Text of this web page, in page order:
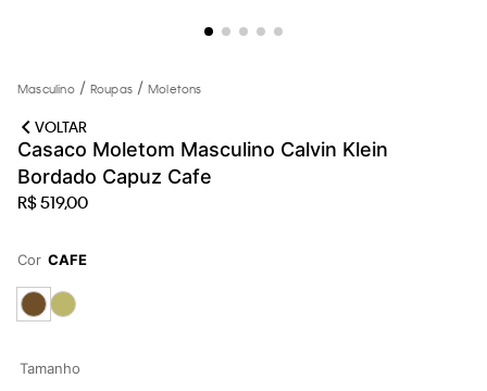
Masculino Roupas Moletons
VOLTAR
Casaco Moletom Masculino Calvin Klein
Bordado Capuz Cafe
R$519,00
Cor CAFE
Tamanho